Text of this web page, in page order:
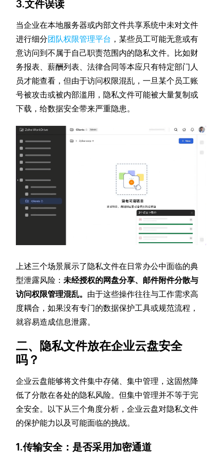
3.文件误读
当企业在本地服务器或内部文件共享系统中未对文件
进行细分团队权限管理平台 ，某些员工可能无意或有
意访问到不属于自己职责范围内的隐私文件。比如财
务报表、薪酬列表、法律合同等本应只有特定部门人
员才能查看，但由于访问权限混乱，一旦某个员工账
号被攻击或被内部滥用，隐私文件可能被大量复制或
下载，给数据安全带来严重隐患。
上述三个场景展示了隐私文件在日常办公中面临的典
型泄露风险：未经授权的网盘分享、邮件附件分散与
访问权限管理混乱。 由于这些操作往往与工作需求高
度耦合，如果没有专门的数据保护工具或规范流程，
就容易造成信息泄露。
二、隐私文件放在企业云盘安全
吗？
企业云盘能够将文件集中存储、集中管理，这固然降
低了分散在各处的隐私风险。但集中管理并不等于完
全安全。以下从三个角度分析，企业云盘对隐私文件
的保护能力以及可能面临的挑战。
1.传输安全：是否采用加密通道